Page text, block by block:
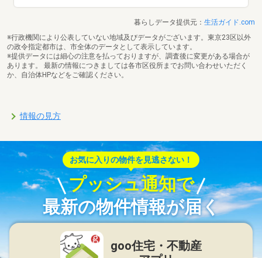
暮らしデータ提供元： 生活ガイド.com
※行政機関により公表していない地域及びデータがございます。東京23区以外
の政令指定都市は、市全体のデータとして表示しています。
※提供データには細心の注意を払っておりますが、調査後に変更がある場合が
あります。 最新の情報につきましては各市区役所までお問い合わせいただく
か、自治体HPなどをご確認ください。
情報の見方
お気に入りの物件を見逃さない！
プッシュ通知で
最新の物件情報が届く
goo住宅・不動産